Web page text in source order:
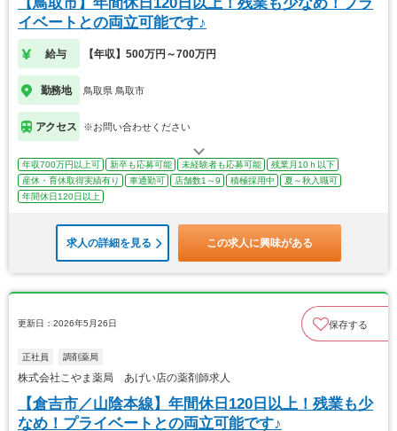
イベートとの両立可能です♪
給与 【年収】500万円～700万円
勤務地 鳥取県 鳥取市
アクセス ※お問い合わせください
年収700万円以上可 新卒も応募可能 未経験者も応募可能
残業月10ｈ以下
産休・育休取得実績有り
車通勤可 店舗数1～9 積極採用中
夏～秋入職可
年間休日120日以上
求人の詳細を見る この求人に興味がある
更新日：2026年5月26日 保存する
正社員 調剤薬局
株式会社こやま薬局 あげい店の薬剤師求人
【倉吉市／山陰本線】年間休日120日以上！残業も少
なめ！プライベートとの両立可能です♪